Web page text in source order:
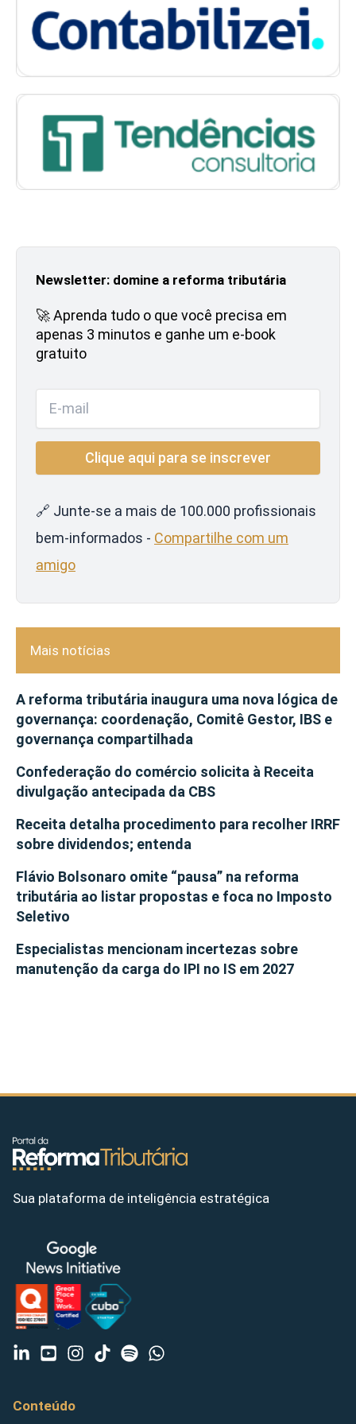
Newsletter: domine a reforma tributária
🚀 Aprenda tudo o que você precisa em
apenas 3 minutos e ganhe um e-book
gratuito
🔗 Junte-se a mais de 100.000 profissionais
bem-informados - Compartilhe com um
amigo
Mais notícias
A reforma tributária inaugura uma nova lógica de
governança: coordenação, Comitê Gestor, IBS e
governança compartilhada
Confederação do comércio solicita à Receita
divulgação antecipada da CBS
Receita detalha procedimento para recolher IRRF
sobre dividendos; entenda
Flávio Bolsonaro omite “pausa” na reforma
tributária ao listar propostas e foca no Imposto
Seletivo
Especialistas mencionam incertezas sobre
manutenção da carga do IPI no IS em 2027
Sua plataforma de inteligência estratégica
Conteúdo